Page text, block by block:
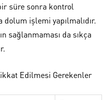
süre sonra kontrol
işlemi yapılmalıdır.
sağlanmaması da sıkça
Edilmesi Gerekenler